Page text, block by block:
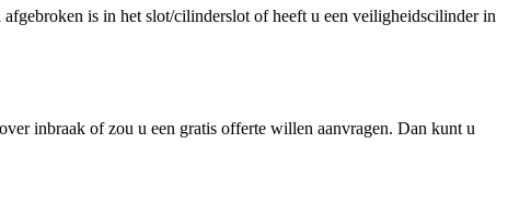
afgebroken is in het slot/cilinderslot of heeft u een veiligheidscilinder in
inbraak of zou u een gratis offerte willen aanvragen. Dan kunt u